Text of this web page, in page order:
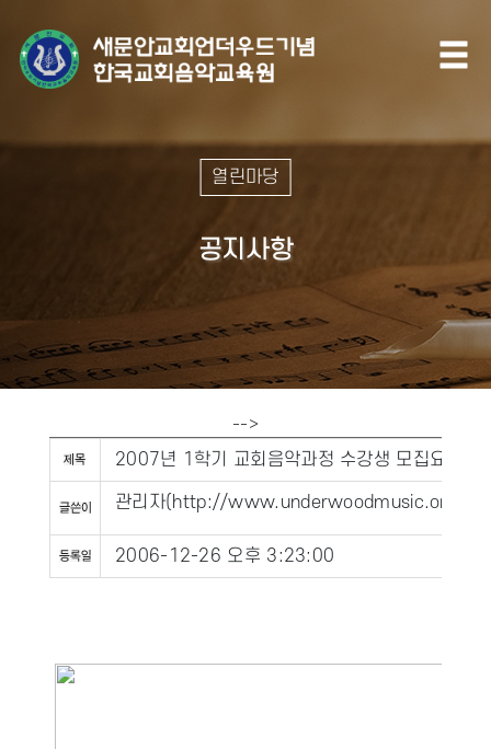
열린마당
공지사항
-->
2007년 1학기 교회음악과정 수강생 모집요강
관리자( http://www.underwoodmusic.org
2006-12-26 오후 3:23:00